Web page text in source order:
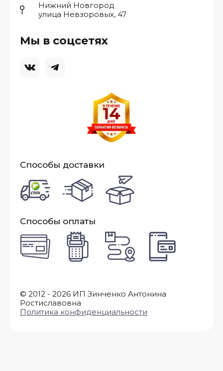
© 2012 - 2026 ИП Зинченко Антонина
Ростиславовна
Политика конфиденциальности
Нижний Новгород
улица Невзоровых, 47
Мы в соцсетях
Способы доставки
Способы оплаты